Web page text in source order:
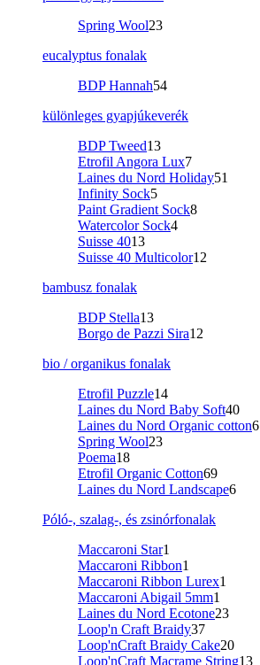
Spring Wool23
eucalyptus fonalak
BDP Hannah54
különleges gyapjúkeverék
BDP Tweed13
Etrofil Angora Lux7
Laines du Nord Holiday51
Infinity Sock5
Paint Gradient Sock8
Watercolor Sock4
Suisse 4013
Suisse 40 Multicolor12
bambusz fonalak
BDP Stella13
Borgo de Pazzi Sira12
bio / organikus fonalak
Etrofil Puzzle14
Laines du Nord Baby Soft40
Laines du Nord Organic cotton6
Spring Wool23
Poema18
Etrofil Organic Cotton69
Laines du Nord Landscape6
Póló-, szalag-, és zsinórfonalak
Maccaroni Star1
Maccaroni Ribbon1
Maccaroni Ribbon Lurex1
Maccaroni Abigail 5mm1
Laines du Nord Ecotone23
Loop'n Craft Braidy37
Loop'nCraft Braidy Cake20
Loop'nCraft Macrame String13